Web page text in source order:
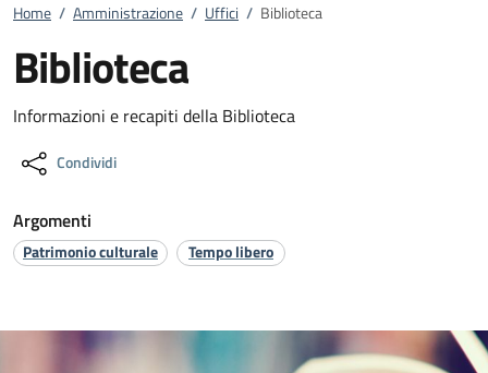
Home / Amministrazione / Uffici / Biblioteca
Biblioteca
Informazioni e recapiti della Biblioteca
Condividi
Argomenti
Patrimonio culturale Tempo libero